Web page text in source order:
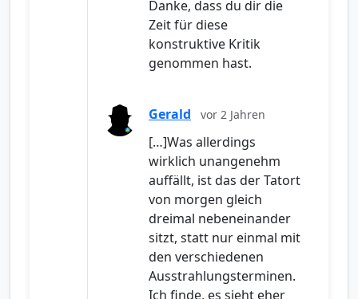
Danke, dass du dir die
Zeit für diese
konstruktive Kritik
genommen hast.
Gerald vor 2 Jahren
[…]Was allerdings
wirklich unangenehm
auffällt, ist das der Tatort
von morgen gleich
dreimal nebeneinander
sitzt, statt nur einmal mit
den verschiedenen
Ausstrahlungsterminen.
Ich finde, es sieht eher